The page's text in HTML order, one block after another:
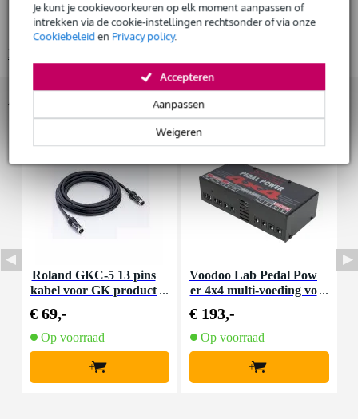
Je kunt je cookievoorkeuren op elk moment aanpassen of
intrekken via de cookie-instellingen rechtsonder of via onze
Cookiebeleiden Privacy policy.
Weigeren
Aanpassen
Accepteren
Al na 4 maanden maandelijks opzegbaar
De mogelijkheid om je product(en) met korting te kopen
Snelle vervanging door Bax Music bij een defect
Huur dit product
twee PCM synthesizer processors (PCM en modeling) (apartof
parallel te schakelen)
Roland GKC-5 13 pins
kabel voor GK product
€ 69,-
Op voorraad
+
Voodoo Lab Pedal Pow
er 4x4 multi-voeding vo
€ 193,-
Op voorraad
+